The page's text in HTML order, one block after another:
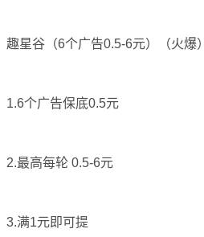
趣星谷（6个广告0.5-6元）（火爆）
1.6个广告保底0.5元
2.最高每轮 0.5-6元
3.满1元即可提